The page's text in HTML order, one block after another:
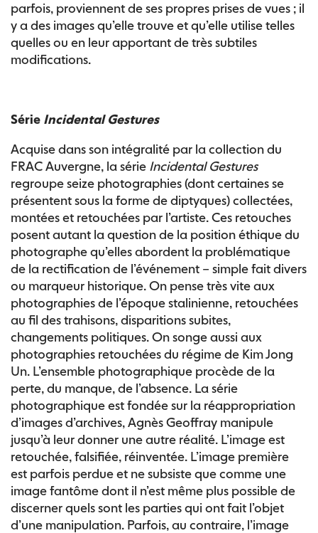
parfois, proviennent de ses propres prises de vues ; il
y a des images qu’elle trouve et qu’elle utilise telles
quelles ou en leur apportant de très subtiles
modifications.
Série Incidental Gestures
Acquise dans son intégralité par la collection du
FRAC Auvergne, la série Incidental Gestures
regroupe seize photographies (dont certaines se
présentent sous la forme de diptyques) collectées,
montées et retouchées par l’artiste. Ces retouches
posent autant la question de la position éthique du
photographe qu’elles abordent la problématique
de la rectification de l’événement – simple fait divers
ou marqueur historique. On pense très vite aux
photographies de l’époque stalinienne, retouchées
au fil des trahisons, disparitions subites,
changements politiques. On songe aussi aux
photographies retouchées du régime de Kim Jong
Un. L’ensemble photographique procède de la
perte, du manque, de l’absence. La série
photographique est fondée sur la réappropriation
d’images d’archives, Agnès Geoffray manipule
jusqu’à leur donner une autre réalité. L’image est
retouchée, falsifiée, réinventée. L’image première
est parfois perdue et ne subsiste que comme une
image fantôme dont il n’est même plus possible de
discerner quels sont les parties qui ont fait l’objet
d’une manipulation. Parfois, au contraire, l’image